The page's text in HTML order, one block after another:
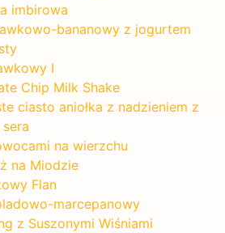
imbirowa
bananowy z jogurtem
I
Chip Milk Shake
ciasto aniołka z nadzieniem z
na wierzchu
na Miodzie
Flan
marcepanowy
z Suszonymi Wiśniami